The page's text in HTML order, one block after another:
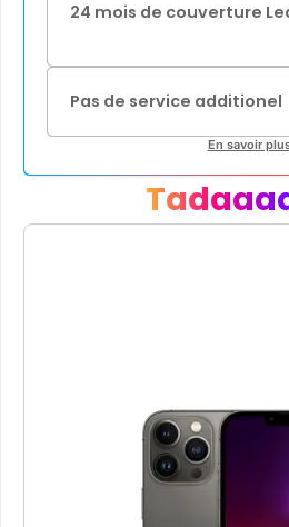
24 mois de couverture
Pas de service additionel
En savoir